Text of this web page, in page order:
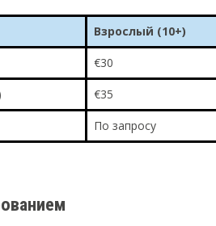
Взрослый (10+)
€30
€35
По запросу